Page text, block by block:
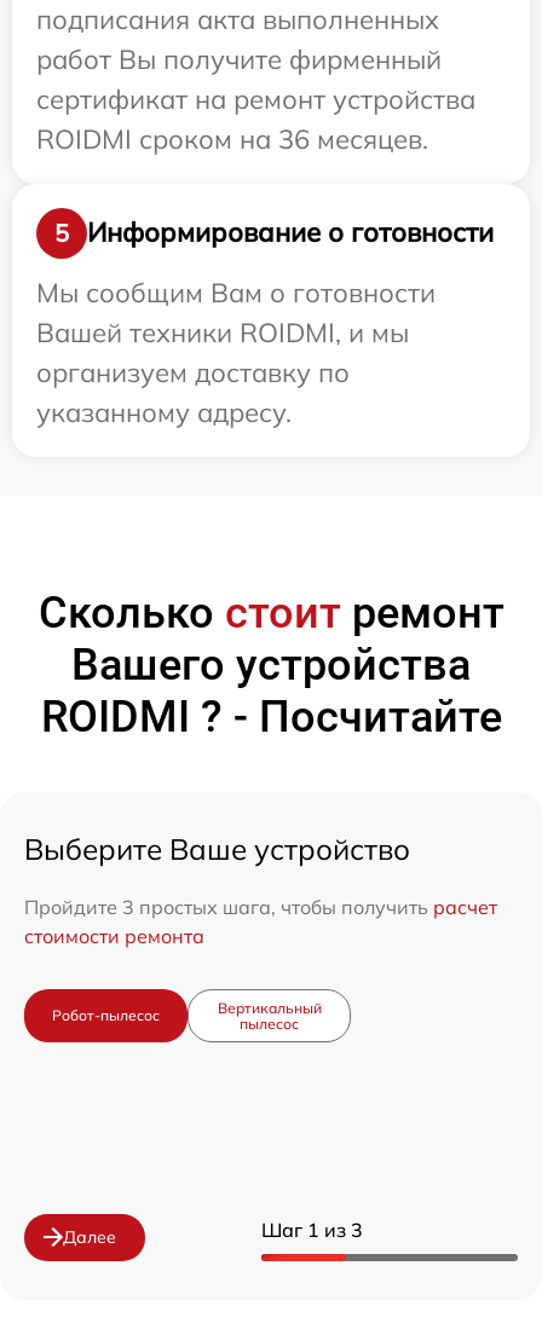
подписания акта выполненных
работ Вы получите фирменный
сертификат на ремонт устройства
ROIDMI сроком на 36 месяцев.
5
Информирование о готовности
Мы сообщим Вам о готовности
Вашей техники ROIDMI, и мы
организуем доставку по
указанному адресу.
Сколько стоитремонт
Вашего устройства
ROIDMI ? - Посчитайте
Шаг 1 из 3
Выберите Ваше устройство
Пройдите 3 простых шага, чтобы получить расчет
стоимости ремонта
Робот-пылесос
Вертикальный
пылесос
Далее